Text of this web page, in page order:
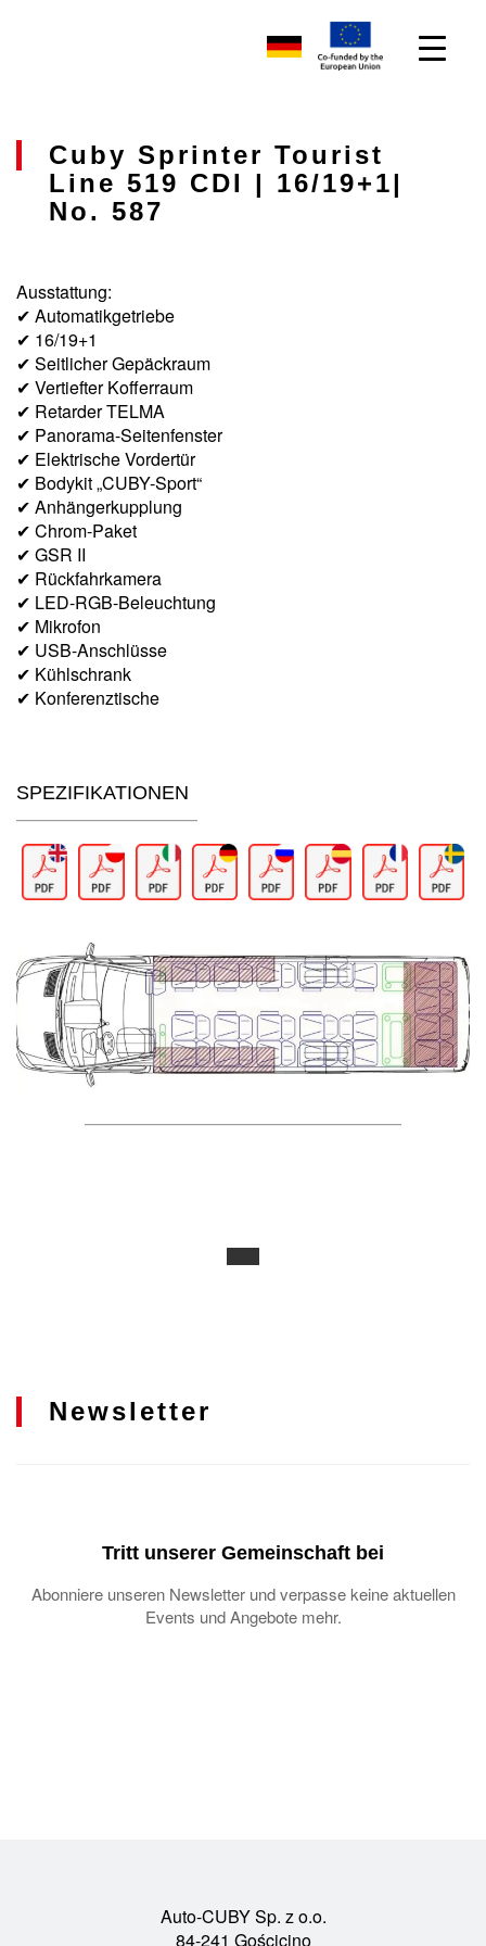
Cuby Sprinter Tourist
Line 519 CDI | 16/19+1|
No. 587
Ausstattung:
✔ Automatikgetriebe
✔ 16/19+1
✔ Seitlicher Gepäckraum
✔ Vertiefter Kofferraum
✔ Retarder TELMA
✔ Panorama-Seitenfenster
✔ Elektrische Vordertür
✔ Bodykit „CUBY-Sport“
✔ Anhängerkupplung
✔ Chrom-Paket
✔ GSR II
✔ Rückfahrkamera
✔ LED-RGB-Beleuchtung
✔ Mikrofon
✔ USB-Anschlüsse
✔ Kühlschrank
✔ Konferenztische
SPEZIFIKATIONEN
Newsletter
Tritt unserer Gemeinschaft bei
Abonniere unseren Newsletter und verpasse keine aktuellen
Events und Angebote mehr.
Auto-CUBY Sp. z o.o.
84-241 Gościcino